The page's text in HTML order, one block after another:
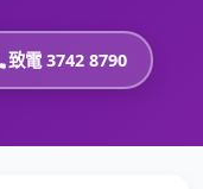
致電 3742 8790